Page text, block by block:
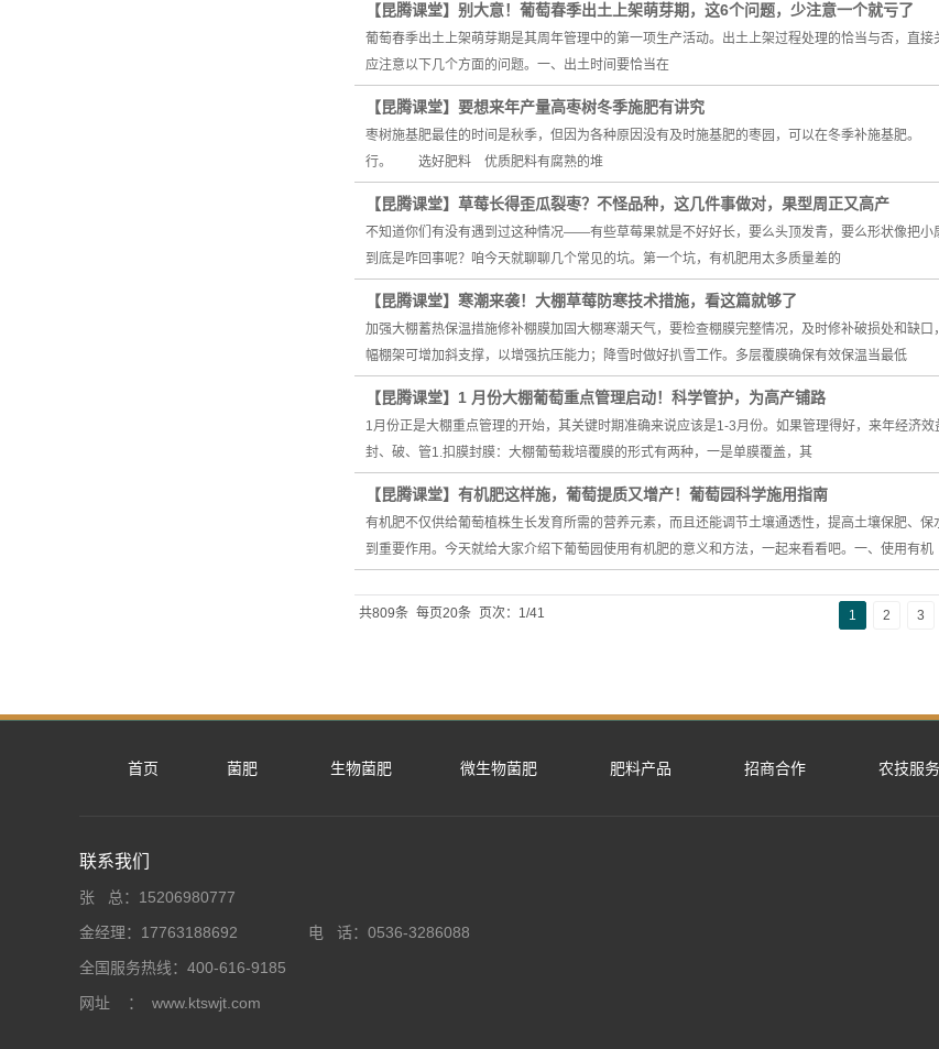
【昆腾课堂】别大意！葡萄春季出土上架萌芽期，这6个问题，少注意一个就亏了
葡萄春季出土上架萌芽期是其周年管理中的第一项生产活动。出土上架过程处理的恰当与否，直
应注意以下几个方面的问题。一、出土时间要恰当在
【昆腾课堂】要想来年产量高枣树冬季施肥有讲究
枣树施基肥最佳的时间是秋季，但因为各种原因没有及时施基肥的枣园，可以在冬季补施基肥
行。 选好肥料 优质肥料有腐熟的堆
【昆腾课堂】草莓长得歪瓜裂枣？不怪品种，这几件事做对，果型周正又高产
不知道你们有没有遇到过这种情况——有些草莓果就是不好好长，要么头顶发青，要么形状像把
到底是咋回事呢？咱今天就聊聊几个常见的坑。第一个坑，有机肥用太多质量差的
【昆腾课堂】寒潮来袭！大棚草莓防寒技术措施，看这篇就够了
加强大棚蓄热保温措施修补棚膜加固大棚寒潮天气，要检查棚膜完整情况，及时修补破损处和缺
幅棚架可增加斜支撑，以增强抗压能力；降雪时做好扒雪工作。多层覆膜确保有效保温当最低
【昆腾课堂】1 月份大棚葡萄重点管理启动！科学管护，为高产铺路
1月份正是大棚重点管理的开始，其关键时期准确来说应该是1-3月份。如果管理得好，来年经济
封、破、管1.扣膜封膜：大棚葡萄栽培覆膜的形式有两种，一是单膜覆盖，其
【昆腾课堂】有机肥这样施，葡萄提质又增产！葡萄园科学施用指南
有机肥不仅供给葡萄植株生长发育所需的营养元素，而且还能调节土壤通透性，提高土壤保肥、
到重要作用。今天就给大家介绍下葡萄园使用有机肥的意义和方法，一起来看看吧。一、使用有机
共809条 每页20条 页次：1/41 1 2 3
首页 菌肥 生物菌肥 微生物菌肥 肥料产品 招商合作 农技服务
联系我们
张 总：15206980777
金经理：17763188692 电 话：0536-3286088
全国服务热线：400-616-9185
网址 ： www.ktswjt.com